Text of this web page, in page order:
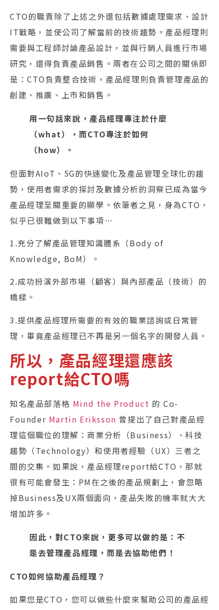
CTO的職責除了上述之外還包括數據處理需求、設計
IT戰略，並使公司了解當前的技術趨勢。產品經理則
需要與工程師討論產品設計，並與行銷人員進行市場
研究，還得負責產品銷售。兩者在公司之間的關係即
是：CTO負責整合技術，產品經理則負責管理產品的
創建、推廣、上市和銷售。
用一句話來說，產品經理專注於什麼
（what），而CTO專注於如何
（how）。
但面對AIoT、5G的快速變化及產品管理全球化的趨
勢，使用者需求的探討及數據分析的洞察已成為當今
產品經理至關重要的顯學。依筆者之見，身為CTO，
似乎已很難做到以下事項…
1.充分了解產品管理知識體系（Body of
Knowledge, BoM）。
2.成功扮演外部市場（顧客）與內部產品（技術）的
橋樑。
3.提供產品經理所需要的有效的職業諮詢或日常管
理，畢竟產品經理已不再是另一個名字的開發人員。
所以，產品經理還應該
report給CTO嗎
知名產品部落格 Mind the Product 的 Co-
Founder Martin Eriksson 曾提出了自己對產品經
理這個職位的理解：商業分析（Business）、科技
趨勢（Technology）和使用者經驗（UX）三者之
間的交集。如果說，產品經理report給CTO，那就
很有可能會發生：PM在之後的產品規劃上，會忽略
掉Business及UX兩個面向，產品失敗的機率就大大
增加許多。
因此，對CTO來說，更多可以做的是：不
是去管理產品經理，而是去協助他們！
CTO如何協助產品經理？
如果您是CTO，您可以做些什麼來幫助公司的產品經